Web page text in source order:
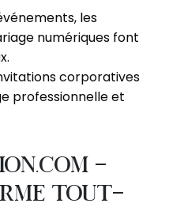
les
numériques font
corporatives
professionnelle et
–
tout-